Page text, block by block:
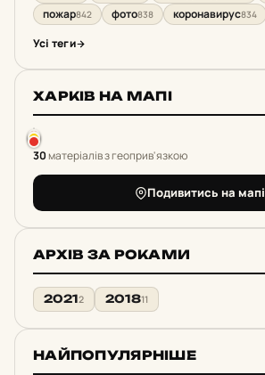
пожар842 фото838 коронавирус834
Усі теги
ХАРКІВ НА МАПІ
30матеріалів з геоприв'язкою
Подивитись на мапі
АРХІВ ЗА РОКАМИ
20212 201811
НАЙПОПУЛЯРНІШЕ